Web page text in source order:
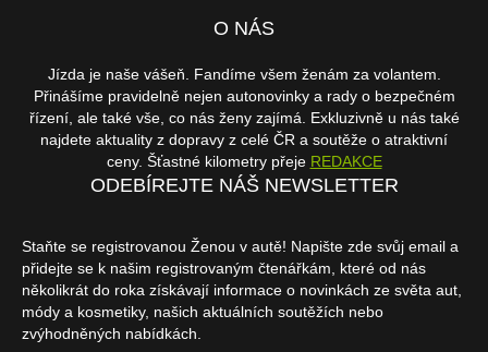
O NÁS
Jízda je naše vášeň. Fandíme všem ženám za volantem.
Přinášíme pravidelně nejen autonovinky a rady o bezpečném
řízení, ale také vše, co nás ženy zajímá. Exkluzivně u nás také
najdete aktuality z dopravy z celé ČR a soutěže o atraktivní
ceny. Šťastné kilometry přeje REDAKCE
ODEBÍREJTE NÁŠ NEWSLETTER
Staňte se registrovanou Ženou v autě! Napište zde svůj email a
přidejte se k našim registrovaným čtenářkám, které od nás
několikrát do roka získávají informace o novinkách ze světa aut,
módy a kosmetiky, našich aktuálních soutěžích nebo
zvýhodněných nabídkách.